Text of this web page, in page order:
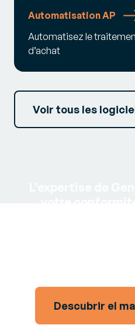
Automatisation AP
Automatisez le
d’achat
Voir tous les
Descubrir el